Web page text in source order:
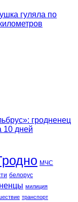
гуляла по
гродненец
10 дней
МЧС
белорус
милиция
транспорт